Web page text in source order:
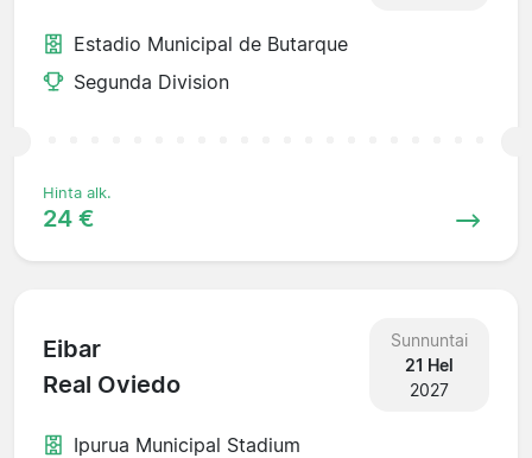
Estadio Municipal de Butarque
Segunda Division
Hinta alk.
24 €
Eibar
Real Oviedo
Sunnuntai
21 Hel
2027
Ipurua Municipal Stadium